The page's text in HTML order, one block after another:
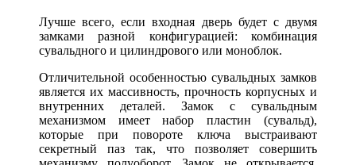
Лучше всего, если входная дверь будет с двумя
замками разной конфигурацией: комбинация
сувальдного и цилиндрового или моноблок.
Отличительной особенностью сувальдных замков
является их массивность, прочность корпусных и
внутренних деталей. Замок с сувальдным
механизмом имеет набор пластин (сувальд),
которые при повороте ключа выстраивают
секретный паз так, что позволяет совершить